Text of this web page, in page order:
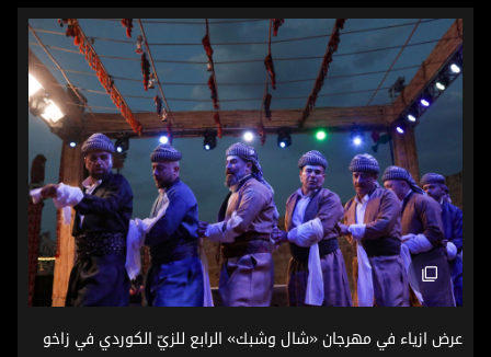
عرض ازياء في مهرجان «شال وشبك» الرابع للزيّ الكوردي في
عرض ازياء في مهرجان «شال وشبك» الرابع للزيّ الكوردي في زاخو